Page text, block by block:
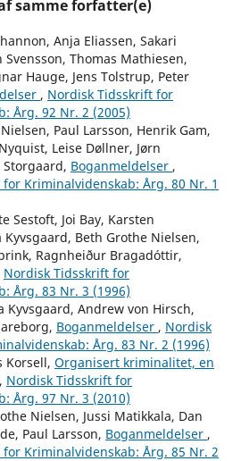
samme forfatter(e)
Anja Eliassen, Sakari
Thomas Mathiesen,
Hauge, Jens Tolstrup, Peter
, Nordisk Tidsskrift for
Årg. 92 Nr. 2 (2005)
Paul Larsson, Henrik Gam,
Leise Døllner, Jørn
Boganmeldelser ,
Kriminalvidenskab: Årg. 80 Nr. 1
Sestoft, Joi Bay, Karsten
Beth Grothe Nielsen,
Ragnheiður Bragadóttir,
Nordisk Tidsskrift for
Årg. 83 Nr. 3 (1996)
Kyvsgaard, Andrew von Hirsch,
Boganmeldelser , Nordisk
Årg. 83 Nr. 2 (1996)
Korsell, Organisert kriminalitet, en
, Nordisk Tidsskrift for
Årg. 97 Nr. 3 (2010)
Nielsen, Jussi Matikkala, Dan
Paul Larsson, Boganmeldelser ,
Kriminalvidenskab: Årg. 85 Nr. 2